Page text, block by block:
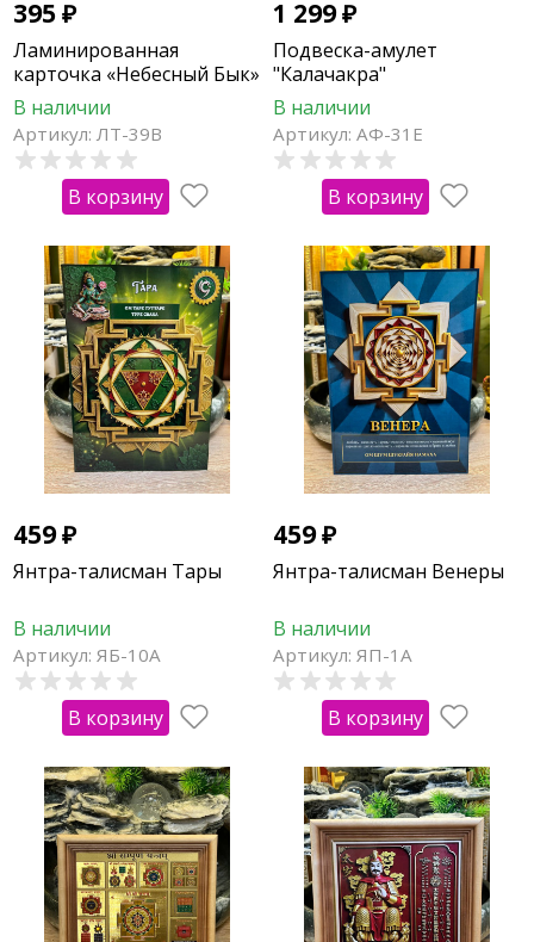
395₽
Ламинированная
карточка «Небесный Бык»
для приумножения
богатства
В наличии
Артикул: ЛТ-39В
В корзину
1 299₽
Подвеска-амулет
"Калачакра"
В наличии
Артикул: АФ-31Е
В корзину
459₽
Янтра-талисман Тары
В наличии
Артикул: ЯБ-10А
В корзину
459₽
Янтра-талисман Венеры
В наличии
Артикул: ЯП-1А
В корзину